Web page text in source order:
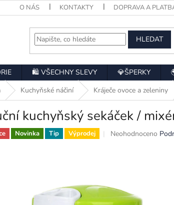
O NÁS KONTAKTY DOPRAVA A
HLEDAT
🛍️ VŠECHNY SLEVY 💎ŠPERKY
Kuchyňské náčiní Kráječe ovoce a zeleniny
kuchyňský sekáček /
Novinka Tip Výprodej
Průměrné
5
hvězdiček.
Neohodnoceno